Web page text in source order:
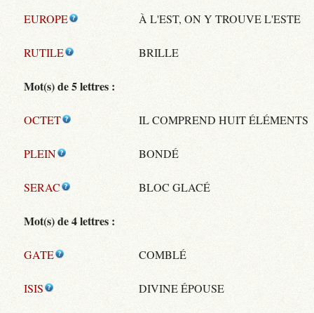
EUROPE À L'EST, ON Y TROUVE L'ESTE
RUTILE BRILLE
Mot(s) de 5 lettres :
OCTET IL COMPREND HUIT ÉLÉMENTS
PLEIN BONDÉ
SERAC BLOC GLACÉ
Mot(s) de 4 lettres :
GATE COMBLÉ
ISIS DIVINE ÉPOUSE